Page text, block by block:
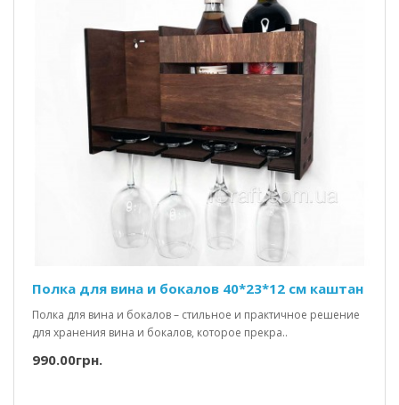
Полка для вина и бокалов 40*23*12 см каштан
Полка для вина и бокалов – стильное и практичное решение
для хранения вина и бокалов, которое прекра..
990.00грн.